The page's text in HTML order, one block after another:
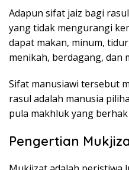
Adapun sifat jaiz bagi
yang tidak mengurangi
dapat makan, minum,
menikah, berdagang, dan
Sifat manusiawi tersebut
rasul adalah manusia
pula makhluk yang
Pengertian